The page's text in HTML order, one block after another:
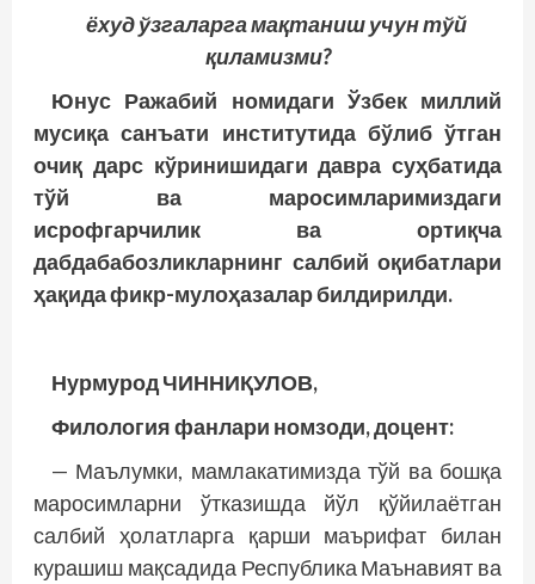
ёхуд ўзгаларга мақтаниш учун тўй
қиламизми?
Юнус Ражабий номидаги Ўзбек миллий
мусиқа санъати институтида бўлиб ўтган
очиқ дарс кўринишидаги давра суҳбатида
тўй ва маросимларимиздаги
исрофгарчилик ва ортиқча
дабдабабозликларнинг салбий оқибатлари
ҳақида фикр-мулоҳазалар билдирилди.
Нурмурод ЧИННИҚУЛОВ,
Филология фанлари номзоди, доцент:
— Маълумки, мамлакатимизда тўй ва бошқа
маросимларни ўтказишда йўл қўйилаётган
салбий ҳолатларга қарши маърифат билан
курашиш мақсадида Республика Маънавият ва